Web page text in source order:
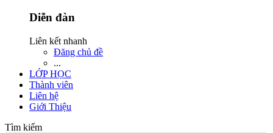
Diễn đàn
Liên kết nhanh
Đăng chủ đề
...
LỚP HỌC
Thành viên
Liên hệ
Giới Thiệu
Tìm kiếm